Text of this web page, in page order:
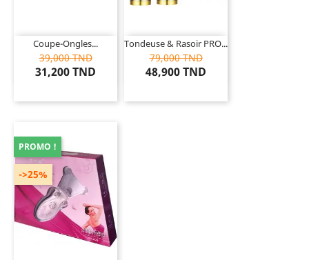
Coupe-Ongles...
39,000 TND
31,200 TND
Tondeuse & Rasoir PRO...
79,000 TND
48,900 TND
PROMO !
->25%